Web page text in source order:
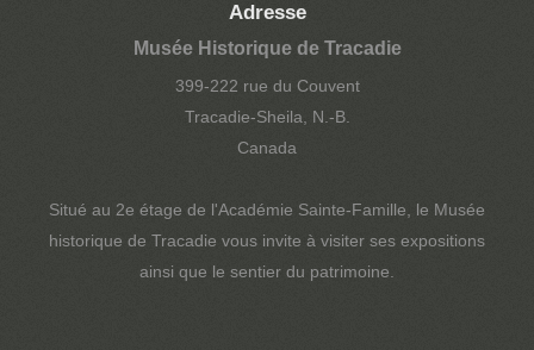
Adresse
Musée Historique de Tracadie
399-222 rue du Couvent
Tracadie-Sheila, N.-B.
Canada
Situé au 2e étage de l'Académie Sainte-Famille, le Musée
historique de Tracadie vous invite à visiter ses expositions
ainsi que le sentier du patrimoine.